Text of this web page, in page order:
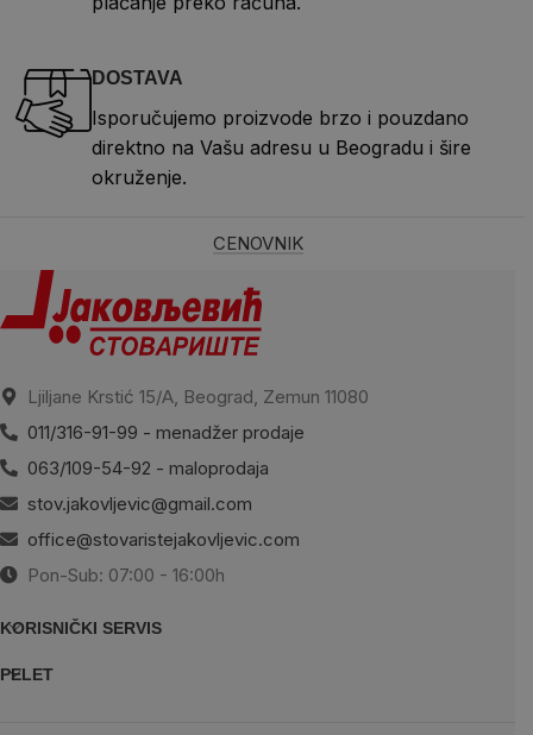
DOSTAVA
Isporučujemo proizvode brzo i pouzdano
direktno na Vašu adresu u Beogradu i šire
okruženje.
CENOVNIK
Ljiljane Krstić 15/A, Beograd, Zemun 11080
011/316-91-99 - menadžer prodaje
063/109-54-92 - maloprodaja
stov.jakovljevic@gmail.com
office@stovaristejakovljevic.com
Pon-Sub: 07:00 - 16:00h
KORISNIČKI SERVIS
PELET